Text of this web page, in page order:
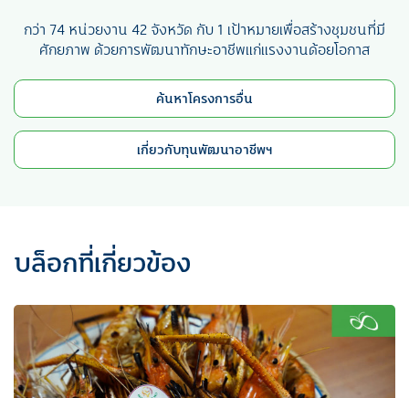
กว่า 74 หน่วยงาน 42 จังหวัด กับ 1 เป้าหมายเพื่อสร้างชุมชนที่มี
ศักยภาพ ด้วยการพัฒนาทักษะอาชีพแก่แรงงานด้อยโอกาส
ค้นหาโครงการอื่น
เกี่ยวกับทุนพัฒนาอาชีพฯ
บล็อกที่เกี่ยวข้อง